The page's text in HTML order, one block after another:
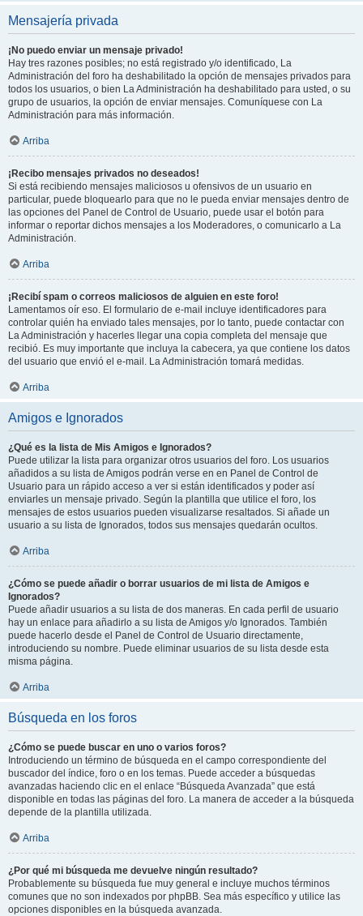
Mensajería privada
¡No puedo enviar un mensaje privado!
Hay tres razones posibles; no está registrado y/o identificado, La
Administración del foro ha deshabilitado la opción de mensajes privados para
todos los usuarios, o bien La Administración ha deshabilitado para usted, o su
grupo de usuarios, la opción de enviar mensajes. Comuníquese con La
Administración para más información.
Arriba
¡Recibo mensajes privados no deseados!
Si está recibiendo mensajes maliciosos u ofensivos de un usuario en
particular, puede bloquearlo para que no le pueda enviar mensajes dentro de
las opciones del Panel de Control de Usuario, puede usar el botón para
informar o reportar dichos mensajes a los Moderadores, o comunicarlo a La
Administración.
Arriba
¡Recibí spam o correos maliciosos de alguien en este foro!
Lamentamos oír eso. El formulario de e-mail incluye identificadores para
controlar quién ha enviado tales mensajes, por lo tanto, puede contactar con
La Administración y hacerles llegar una copia completa del mensaje que
recibió. Es muy importante que incluya la cabecera, ya que contiene los datos
del usuario que envió el e-mail. La Administración tomará medidas.
Arriba
Amigos e Ignorados
¿Qué es la lista de Mis Amigos e Ignorados?
Puede utilizar la lista para organizar otros usuarios del foro. Los usuarios
añadidos a su lista de Amigos podrán verse en en Panel de Control de
Usuario para un rápido acceso a ver si están identificados y poder así
enviarles un mensaje privado. Según la plantilla que utilice el foro, los
mensajes de estos usuarios pueden visualizarse resaltados. Si añade un
usuario a su lista de Ignorados, todos sus mensajes quedarán ocultos.
Arriba
¿Cómo se puede añadir o borrar usuarios de mi lista de Amigos e
Ignorados?
Puede añadir usuarios a su lista de dos maneras. En cada perfil de usuario
hay un enlace para añadirlo a su lista de Amigos y/o Ignorados. También
puede hacerlo desde el Panel de Control de Usuario directamente,
introduciendo su nombre. Puede eliminar usuarios de su lista desde esta
misma página.
Arriba
Búsqueda en los foros
¿Cómo se puede buscar en uno o varios foros?
Introduciendo un término de búsqueda en el campo correspondiente del
buscador del índice, foro o en los temas. Puede acceder a búsquedas
avanzadas haciendo clic en el enlace “Búsqueda Avanzada” que está
disponible en todas las páginas del foro. La manera de acceder a la búsqueda
depende de la plantilla utilizada.
Arriba
¿Por qué mi búsqueda me devuelve ningún resultado?
Probablemente su búsqueda fue muy general e incluye muchos términos
comunes que no son indexados por phpBB. Sea más específico y utilice las
opciones disponibles en la búsqueda avanzada.